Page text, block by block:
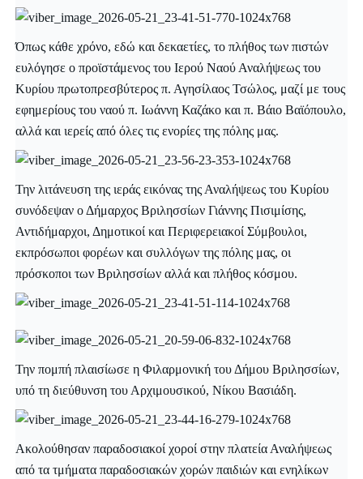
Όπως κάθε χρόνο, εδώ και δεκαετίες, το πλήθος των πιστών
ευλόγησε ο προϊστάμενος του Ιερού Ναού Αναλήψεως του
Κυρίου πρωτοπρεσβύτερος π. Αγησίλαος Τσώλος, μαζί με τους
εφημερίους του ναού π. Ιωάννη Καζάκο και π. Βάιο Βαϊόπουλο,
αλλά και ιερείς από όλες τις ενορίες της πόλης μας.
Την λιτάνευση της ιεράς εικόνας της Αναλήψεως του Κυρίου
συνόδεψαν ο Δήμαρχος Βριλησσίων Γιάννης Πισιμίσης,
Αντιδήμαρχοι, Δημοτικοί και Περιφερειακοί Σύμβουλοι,
εκπρόσωποι φορέων και συλλόγων της πόλης μας, οι
πρόσκοποι των Βριλησσίων αλλά και πλήθος κόσμου.
Την πομπή πλαισίωσε η Φιλαρμονική του Δήμου Βριλησσίων,
υπό τη διεύθυνση του Αρχιμουσικού, Νίκου Βασιάδη.
Ακολούθησαν παραδοσιακοί χοροί στην πλατεία Αναλήψεως
από τα τμήματα παραδοσιακών χορών παιδιών και ενηλίκων